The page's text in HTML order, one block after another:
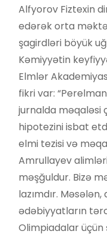
Alfyorov Fiztexin
edərək orta
şagirdləri böyük
Kəmiyyətin
Elmlər
fikri var:
jurnalda məqaləsi
hipotezini isbat etdi
elmi tezisi və
Amrullayev
məşğuldur. Bizə
lazımdır.
ədəbiyyatların
Olimpiadalar üçün